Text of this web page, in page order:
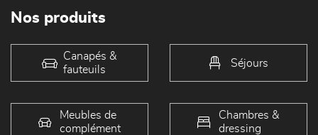
Nos produits
Canapés &
fauteuils
Séjours
Meubles de
complément
Chambres &
dressing